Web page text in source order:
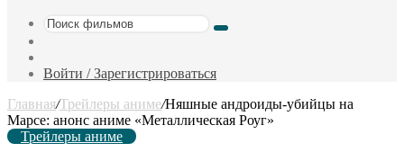
Поиск
фильм
Войти / Зарегистрироваться
Главная/Трейлеры аниме/Няшные андроиды-убийцы на
Марсе: анонс аниме «Металлическая Роуг»
Трейлеры аниме